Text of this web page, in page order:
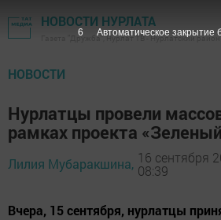
НОВОСТИ НУРЛАТА
Газета "Дружба", Нурлат ТВ - Нурлатский район
НОВОСТИ
Нурлатцы провели
рамках проекта
Лилия Мубаракшина, 16 сентября
08:39
Вчера, 15 сентября, нурлатцы
5 Автоматическое закрытие